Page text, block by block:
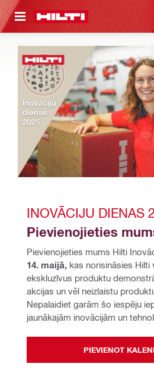
SATURU
INOVĀCIJU DIENAS
Pievienojieties
Pievienojieties mums Hilti
14. maijā, kas norisināsies Hilti
ekskluzīvus produktu
akcijas un vēl neizlaistu
Nepalaidiet garām šo iespēju
jaunākajām inovācijām un
PIEVIENOT